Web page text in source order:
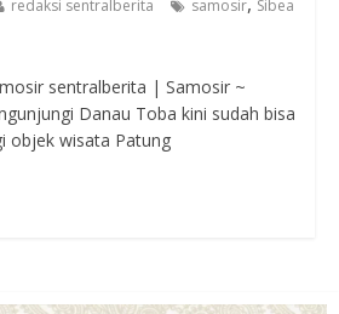
redaksi sentralberita samosir Sibea
sentralberita | Samosir ~
Danau Toba kini sudah bisa
objek wisata Patung